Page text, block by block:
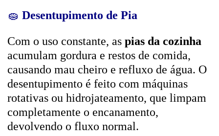
🧽 Desentupimento de Pia
Com o uso constante, as pias da cozinha
acumulam gordura e restos de comida,
causando mau cheiro e refluxo de água. O
desentupimento é feito com máquinas
rotativas ou hidrojateamento, que limpam
completamente o encanamento,
devolvendo o fluxo normal.